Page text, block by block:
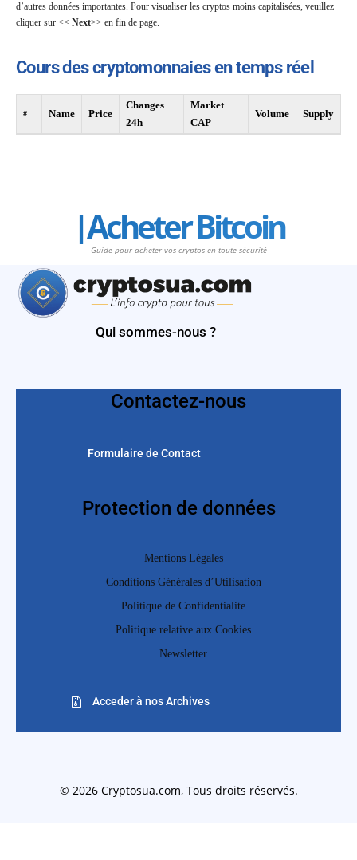
d’autres données importantes. Pour visualiser les cryptos moins capitalisées, veuillez
cliquer sur << Next>> en fin de page.
Cours des cryptomonnaies en temps réel
# Name Price
Changes
24h
Market
CAP
Volume Supply
|Acheter Bitcoin
Guide pour acheter vos cryptos en toute sécurité
Qui sommes-nous ?
Contactez-nous
Formulaire de Contact
Protection de données
Mentions Légales
Conditions Générales d’Utilisation
Politique de Confidentialite
Politique relative aux Cookies
Newsletter
Acceder à nos Archives
© 2026 Cryptosua.com, Tous droits réservés.